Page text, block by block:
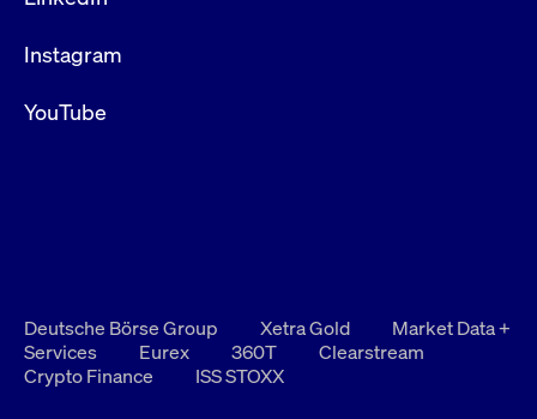
Instagram
YouTube
Deutsche Börse Group Xetra Gold
Market Data +
Services
Eurex 360T
Clearstream
Crypto Finance
ISS STOXX